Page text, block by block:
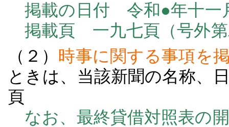
掲載の日付 令和●年十一
掲載頁 一九七頁（号外第
（２） 時事に関する事項を
ときは、当該新聞の名称、
頁
なお、最終貸借対照表の